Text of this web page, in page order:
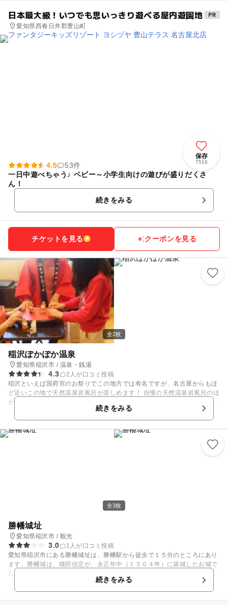
て歩いたりと訪れた人々を楽しませています。
日本最大級！いつでも思いっきり遊べる屋内遊園地
愛知県西春日井郡豊山町
保存
7516
4.5
53件
一日中遊べちゃう♪ ベビー～小学生向けの遊びが盛りだくさ
ん！
続きをみる
チケットを見る クーポンを見る
全2枚
稲沢ぽかぽか温泉
愛知県稲沢市 / 温泉・銭湯
4.3
2人が口コミ投稿
稲沢といえば国府宮のお祭りでこの地方では有名ですが、名古屋からもほ
ど近いこの地で天然温泉岩風呂が楽しめます！ 自慢の天然温泉岩風呂のほ
か、お母様のダイエットにもなる長さ３５メートルの湯歩道もあります。
お食事処「宮亭」では、舌鼓をうちつつゆっくりのんびりくつろげます。
毎週水曜日は、ぽかぽかサービスデーで親子で行くとお得です。お子様向
けの各種イベントもあるので、家族みんなでリフレッシュしに行ってみて
は？
続きをみる
全3枚
勝幡城址
愛知県稲沢市 / 観光
3.0
1人が口コミ投稿
愛知県稲沢市にある勝幡城址は、勝幡駅から徒歩で１５分のところにあり
ます。勝幡城は、織田信定が、永正年中（１５０４年）に築城したお城で
した。その子である信秀（信長の父）がこの城を拠点として、斯波氏三奉
行の一人として栄えたといわれています。また、天文３年（１５３４年）
には、織田信長もこの城で誕生したとの説も残っており、「織田家出生の
続きをみる